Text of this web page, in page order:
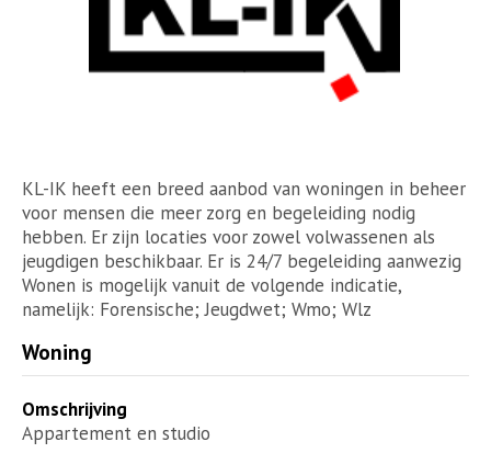
KL-IK heeft een breed aanbod van woningen in beheer
voor mensen die meer zorg en begeleiding nodig
hebben. Er zijn locaties voor zowel volwassenen als
jeugdigen beschikbaar. Er is 24/7 begeleiding aanwezig
Wonen is mogelijk vanuit de volgende indicatie,
namelijk: Forensische; Jeugdwet; Wmo; Wlz
Woning
Omschrijving
Appartement en studio